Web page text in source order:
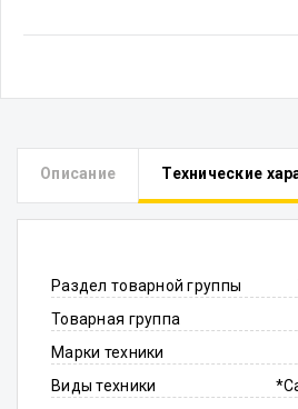
Описание Технические
Раздел товарной группы
Товарная группа
Марки техники
Виды техники